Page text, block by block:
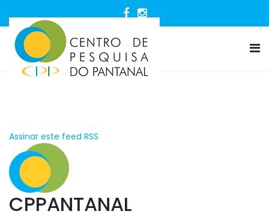
Assinar este feed RSS
CPPANTANAL